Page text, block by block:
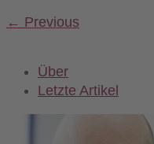
← Previous
Über
Letzte Artikel